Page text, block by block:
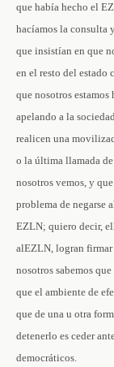
que había hecho el
hacíamos la consulta
que insistían en que
en el resto del estado
que nosotros
apelando a la
realicen una
o la última llamada
nosotros vemos, y
problema de negarse
EZLN; quiero decir,
alEZLN, logran firmar
nosotros sabemos
que el ambiente de
que de una u otra
detenerlo es ceder
democráticos.